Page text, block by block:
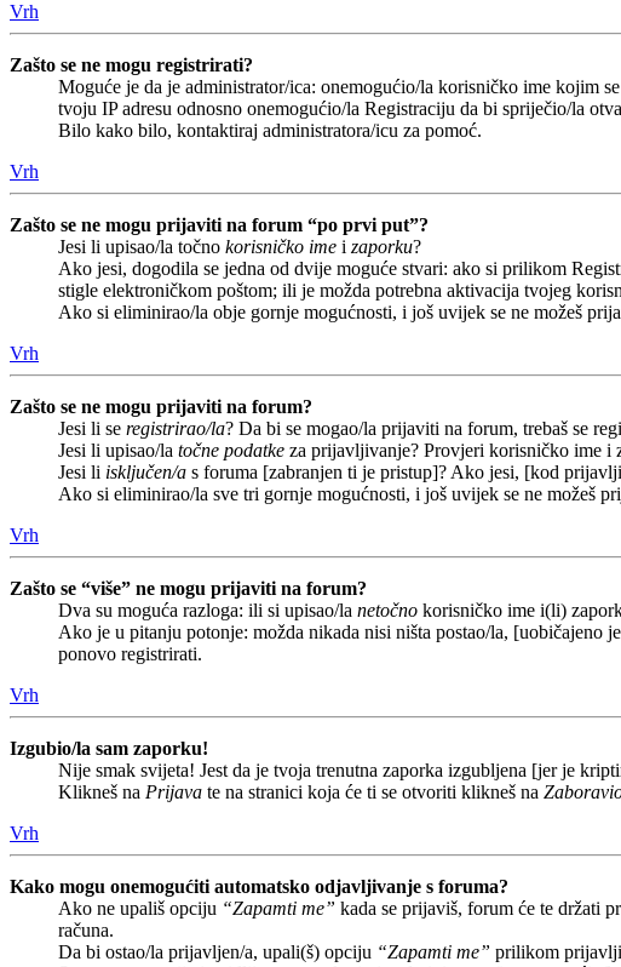
Vrh
Zašto se ne mogu registrirati?
Moguće je da je administrator/ica: onemogućio/la korisničko ime kojim
tvoju IP adresu odnosno onemogućio/la Registraciju da bi spriječio/la
Bilo kako bilo, kontaktiraj administratora/icu za pomoć.
Vrh
Zašto se ne mogu prijaviti na forum “po prvi put”?
Jesi li upisao/la točno korisničko ime i zaporku?
Ako jesi, dogodila se jedna od dvije moguće stvari: ako si prilikom
stigle elektroničkom poštom; ili je možda potrebna aktivacija tvojeg
Ako si eliminirao/la obje gornje mogućnosti, i još uvijek se ne možeš
Vrh
Zašto se ne mogu prijaviti na forum?
Jesi li se registrirao/la? Da bi se mogao/la prijaviti na forum, trebaš se
Jesi li upisao/la točne podatke za prijavljivanje? Provjeri korisničko ime i
Jesi li isključen/a s foruma [zabranjen ti je pristup]? Ako jesi, [kod
Ako si eliminirao/la sve tri gornje mogućnosti, i još uvijek se ne možeš
Vrh
Zašto se “više” ne mogu prijaviti na forum?
Dva su moguća razloga: ili si upisao/la netočno korisničko ime i(li)
Ako je u pitanju potonje: možda nikada nisi ništa postao/la, [uobičajeno
ponovo registrirati.
Vrh
Izgubio/la sam zaporku!
Nije smak svijeta! Jest da je tvoja trenutna zaporka izgubljena [jer je
Klikneš na Prijava te na stranici koja će ti se otvoriti klikneš na
Vrh
Kako mogu onemogućiti automatsko odjavljivanje s foruma?
Ako ne upališ opciju “Zapamti me” kada se prijaviš, forum će te držati
računa.
Da bi ostao/la prijavljen/a, upali(š) opciju “Zapamti me” prilikom